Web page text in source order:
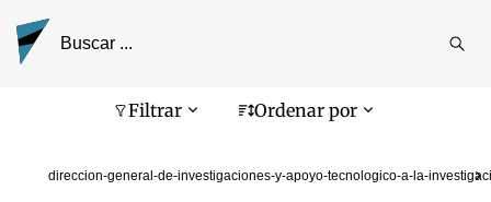
Filtrar Ordenar por
direccion-general-de-investigaciones-y-apoyo-tecnologico-a-la-
Pantalla de búsqueda